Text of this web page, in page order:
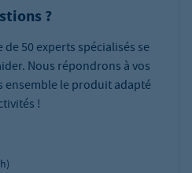
?
50 experts spécialisés se
Nous répondrons à vos
ensemble le produit adapté
!